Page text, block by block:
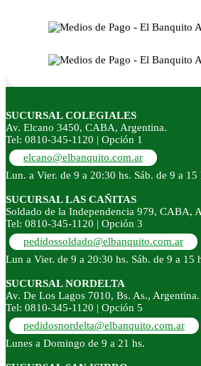
SUCURSAL COLEGIALES
Av. Elcano 3450, CABA, Argentina.
Tel: 0810-345-1120 | Opción 1
elcano@elbanquito.com.ar
Lun. a Vier. de 9 a 20:30 hs. Sáb. de 9 a 15
SUCURSAL LAS CAÑITAS
Soldado de la Independencia 979, CABA,
Tel: 0810-345-1120 | Opción 3
pedidossoldado@elbanquito.com.ar
Lun a Vier. de 9 a 20:30 hs. Sáb. de 9 a 15
SUCURSAL NORDELTA
Av. De Los Lagos 7010, Bs. As., Argentina.
Tel: 0810-345-1120 | Opción 5
pedidosnordelta@elbanquito.com.ar
Lunes a Domingo de 9 a 21 hs.